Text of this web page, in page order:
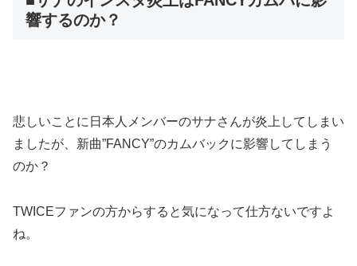
響するのか？
悲しいことに日本人メンバーのサナさんが炎上してしまい
ましたが、新曲”FANCY”のカムバックに影響してしまう
のか？
TWICEファンの方からすると気になって仕方ないですよ
ね。